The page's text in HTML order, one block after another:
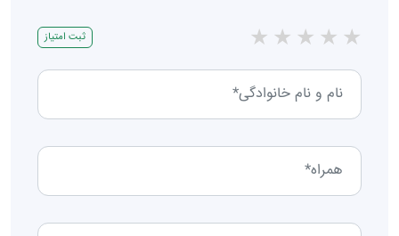
★
★
★
★
★ ثبت امتیاز